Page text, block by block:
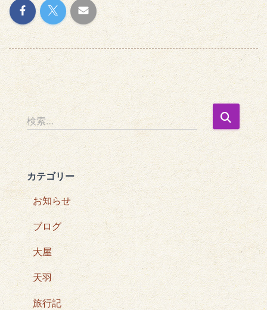
検
索
検索…
カテゴリー
お知らせ
ブログ
大屋
天羽
旅行記